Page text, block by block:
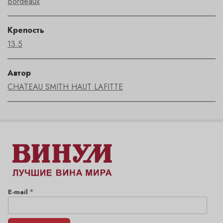
Крепость
13.5
Автор
CHATEAU SMITH HAUT LAFITTE
E-mail *